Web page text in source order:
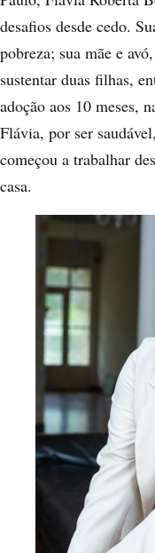
desafios desde cedo.
pobreza; sua mãe e
sustentar duas filhas,
adoção aos 10 meses,
Flávia, por ser
começou a trabalhar
casa.